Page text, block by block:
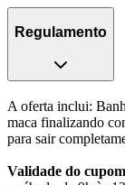
Regulamento
A oferta inclui:
maca finalizando
para sair
Validade do